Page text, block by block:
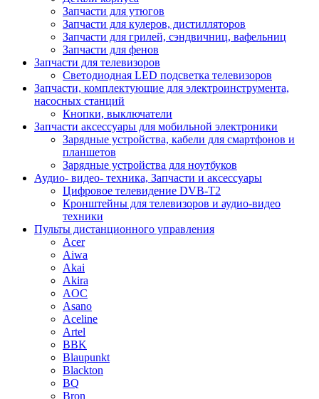
Запчасти для утюгов
Запчасти для кулеров, дистилляторов
Запчасти для грилей, сэндвичниц, вафельниц
Запчасти для фенов
Запчасти для телевизоров
Светодиодная LED подсветка телевизоров
Запчасти, комплектующие для электроинструмента,
насосных станций
Кнопки, выключатели
Запчасти аксессуары для мобильной электроники
Зарядные устройства, кабели для смартфонов и
планшетов
Зарядные устройства для ноутбуков
Аудио- видео- техника, Запчасти и аксессуары
Цифровое телевидение DVB-T2
Кронштейны для телевизоров и аудио-видео
техники
Пульты дистанционного управления
Acer
Aiwa
Akai
Akira
AOC
Asano
Aceline
Artel
BBK
Blaupunkt
Blackton
BQ
Bron